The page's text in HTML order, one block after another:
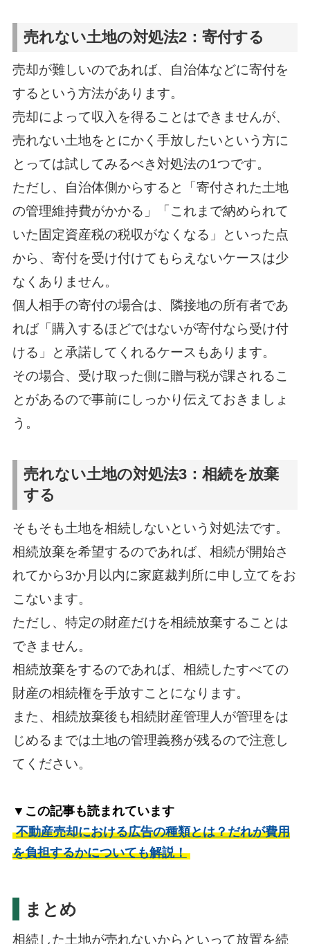
売れない土地の対処法2：寄付する
売却が難しいのであれば、自治体などに寄付を
するという方法があります。
売却によって収入を得ることはできませんが、
売れない土地をとにかく手放したいという方に
とっては試してみるべき対処法の1つです。
ただし、自治体側からすると「寄付された土地
の管理維持費がかかる」「これまで納められて
いた固定資産税の税収がなくなる」といった点
から、寄付を受け付けてもらえないケースは少
なくありません。
個人相手の寄付の場合は、隣接地の所有者であ
れば「購入するほどではないが寄付なら受け付
ける」と承諾してくれるケースもあります。
その場合、受け取った側に贈与税が課されるこ
とがあるので事前にしっかり伝えておきましょ
う。
売れない土地の対処法3：相続を放棄
する
そもそも土地を相続しないという対処法です。
相続放棄を希望するのであれば、相続が開始さ
れてから3か月以内に家庭裁判所に申し立てをお
こないます。
ただし、特定の財産だけを相続放棄することは
できません。
相続放棄をするのであれば、相続したすべての
財産の相続権を手放すことになります。
また、相続放棄後も相続財産管理人が管理をは
じめるまでは土地の管理義務が残るので注意し
てください。
▼この記事も読まれています
不動産売却における広告の種類とは？だれが費用
を負担するかについても解説！
まとめ
相続した土地が売れないからといって放置を続